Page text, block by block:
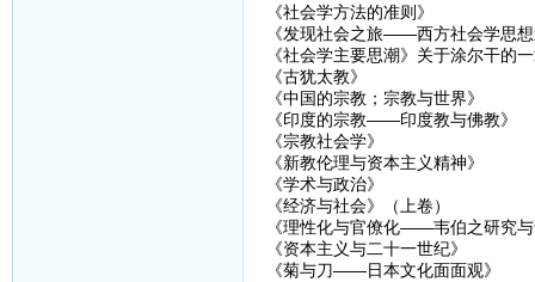
《社会学方法的准则》
《发现社会之旅——西方社会学思
《社会学主要思潮》关于涂尔干的
《古犹太教》
《中国的宗教；宗教与世界》
《印度的宗教——印度教与佛教》
《宗教社会学》
《新教伦理与资本主义精神》
《学术与政治》
《经济与社会》（上卷）
《理性化与官僚化——韦伯之研究
《资本主义与二十一世纪》
《菊与刀——日本文化面面观》